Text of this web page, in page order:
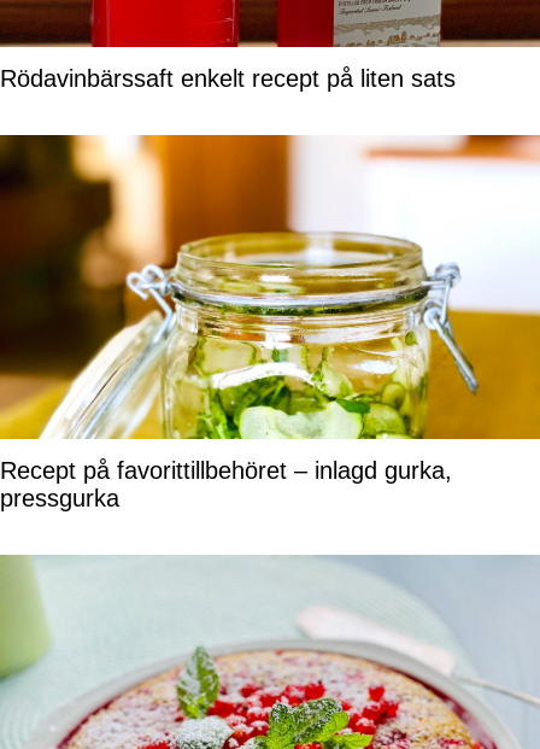
Rödavinbärssaft enkelt recept på liten sats
Recept på favorittillbehöret – inlagd gurka,
pressgurka